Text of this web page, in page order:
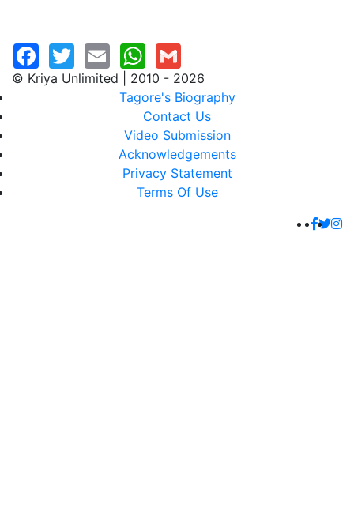
© Kriya Unlimited | 2010 - 2026
Tagore's Biography
Contact Us
Video Submission
Acknowledgements
Privacy Statement
Terms Of Use